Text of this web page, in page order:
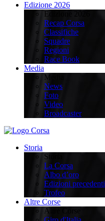
Edizione 2026
Edizione 2026
Recap Corsa
Classifiche
Squadre
Regioni
Race Book
Media
Media
News
Foto
Video
Broadcaster
Storia
Storia
La Corsa
Albo d’oro
Edizioni precedenti
Trofeo
Altre Corse
Altre Corse